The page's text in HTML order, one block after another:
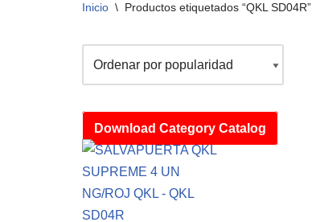
Inicio \ Productos etiquetados “QKL SD04R”
Download Category Catalog